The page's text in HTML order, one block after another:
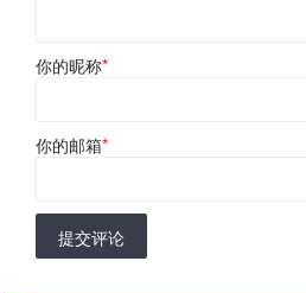
你的昵称*
你的邮箱*
提交评论